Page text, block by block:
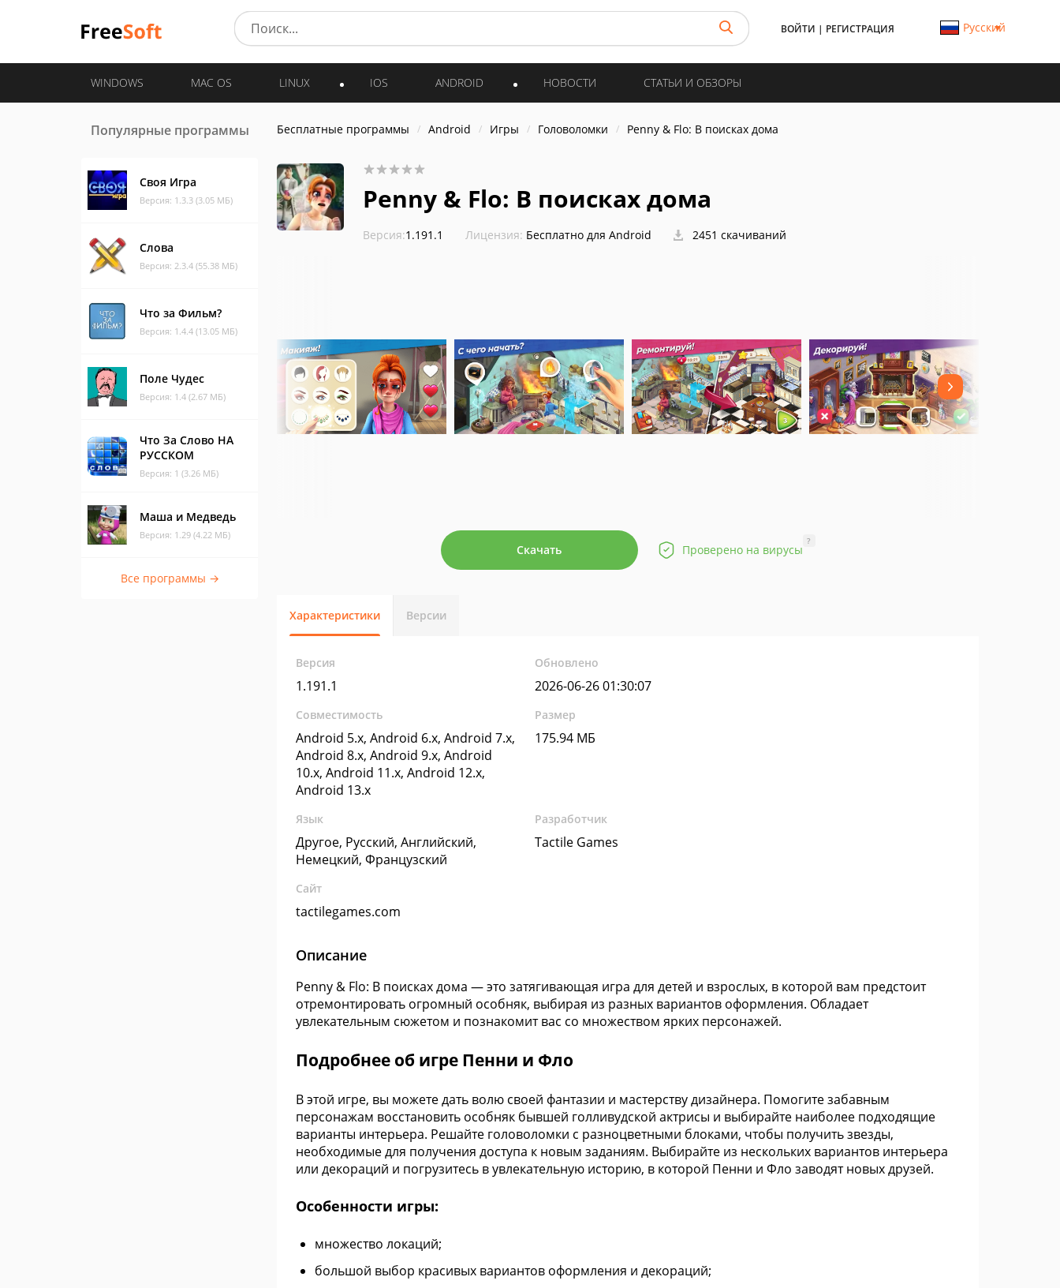
ВОЙТИ | РЕГИСТРАЦИЯ Русский
WINDOWS MAC OS LINUX IOS ANDROID НОВОСТИ СТАТЬИ И ОБЗОРЫ
Популярные программы
Своя Игра
Версия: 1.3.3 (3.05 МБ)
Слова
Версия: 2.3.4 (55.38 МБ)
Что за Фильм?
Версия: 1.4.4 (13.05 МБ)
Поле Чудес
Версия: 1.4 (2.67 МБ)
Что За Слово НА
РУССКОМ
Версия: 1 (3.26 МБ)
Маша и Медведь
Версия: 1.29 (4.22 МБ)
Все программы →
Бесплатные программы Android Игры Головоломки Penny & Flo: В поисках дома
Penny & Flo: В поисках дома
Версия:1.191.1 Лицензия: Бесплатно для Android 2451 скачиваний
Скачать Проверено на вирусы
?
Характеристики Версии
Версия
1.191.1
Обновлено
2026-06-26 01:30:07
Совместимость
Android 5.x, Android 6.x, Android 7.x,
Android 8.x, Android 9.x, Android
10.x, Android 11.x, Android 12.x,
Android 13.x
Размер
175.94 МБ
Язык
Другое, Русский, Английский,
Немецкий, Французский
Разработчик
Tactile Games
Сайт
tactilegames.com
Описание
Penny & Flo: В поисках дома — это затягивающая игра для детей и взрослых, в которой вам предстоит
отремонтировать огромный особняк, выбирая из разных вариантов оформления. Обладает
увлекательным сюжетом и познакомит вас со множеством ярких персонажей.
Подробнее об игре Пенни и Фло
В этой игре, вы можете дать волю своей фантазии и мастерству дизайнера. Помогите забавным
персонажам восстановить особняк бывшей голливудской актрисы и выбирайте наиболее подходящие
варианты интерьера. Решайте головоломки с разноцветными блоками, чтобы получить звезды,
необходимые для получения доступа к новым заданиям. Выбирайте из нескольких вариантов интерьера
или декораций и погрузитесь в увлекательную историю, в которой Пенни и Фло заводят новых друзей.
Особенности игры:
множество локаций;
большой выбор красивых вариантов оформления и декораций;